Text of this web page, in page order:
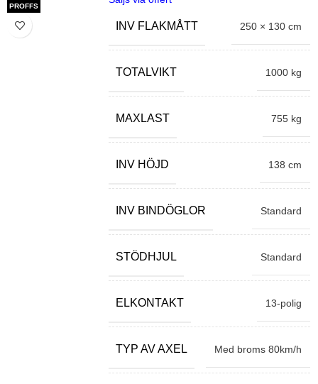
PROFFS
INV FLAKMÅTT 250 × 130 cm
TOTALVIKT 1000 kg
MAXLAST 755 kg
INV HÖJD 138 cm
INV BINDÖGLOR Standard
STÖDHJUL Standard
ELKONTAKT 13-polig
TYP AV AXEL Med broms 80km/h